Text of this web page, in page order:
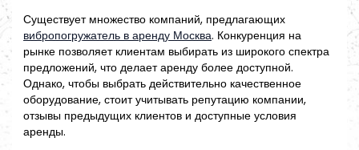
Существует множество компаний, предлагающих
вибропогружатель в аренду Москва. Конкуренция на
рынке позволяет клиентам выбирать из широкого спектра
предложений, что делает аренду более доступной.
Однако, чтобы выбрать действительно качественное
оборудование, стоит учитывать репутацию компании,
отзывы предыдущих клиентов и доступные условия
аренды.